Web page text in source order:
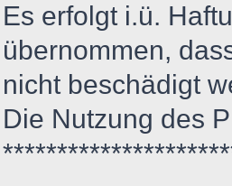
Es erfolgt i.ü.
übernommen,
nicht beschädigt
Die Nutzung des